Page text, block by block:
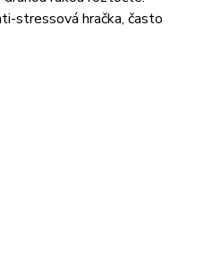
stressová hračka, často